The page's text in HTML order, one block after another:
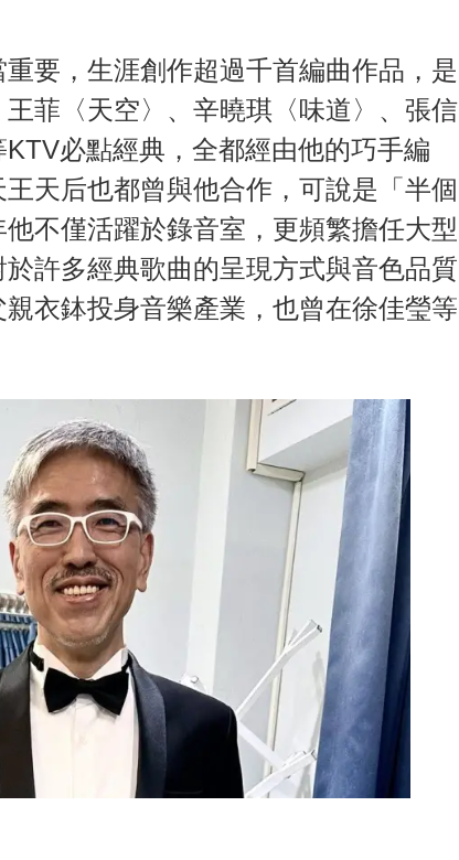
要，生涯創作超過千首編曲作品，是
菲〈天空〉、辛曉琪〈味道〉、張信
必點經典，全都經由他的巧手編
天后也都曾與他合作，可說是「半個
不僅活躍於錄音室，更頻繁擔任大型
許多經典歌曲的呈現方式與音色品質
衣鉢投身音樂產業，也曾在徐佳瑩等